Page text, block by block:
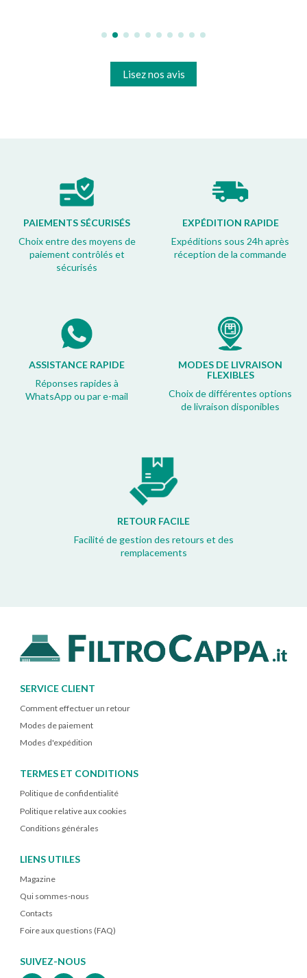
Lisez nos avis
PAIEMENTS SÉCURISÉS
Choix entre des moyens de
paiement contrôlés et
sécurisés
EXPÉDITION RAPIDE
Expéditions sous 24h après
réception de la commande
ASSISTANCE RAPIDE
Réponses rapides à
WhatsApp ou par e-mail
MODES DE LIVRAISON
FLEXIBLES
Choix de différentes options
de livraison disponibles
RETOUR FACILE
Facilité de gestion des retours et des
remplacements
SERVICE CLIENT
Comment effectuer un retour
Modes de paiement
Modes d'expédition
TERMES ET CONDITIONS
Politique de confidentialité
Politique relative aux cookies
Conditions générales
LIENS UTILES
Magazine
Qui sommes-nous
Contacts
Foire aux questions (FAQ)
SUIVEZ-NOUS